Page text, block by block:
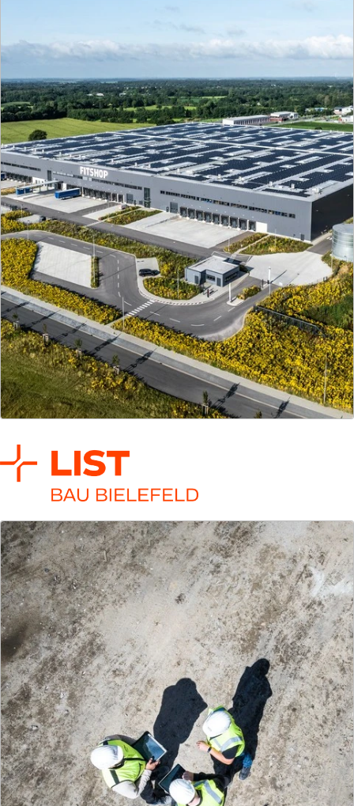
LIST Bau Holding
Von Strategie bis Skalierung: Wir entwickeln
fokussiert, kollaborativ und mit klarer Wirkung.
Mehr zur Gesellschaft
LIST Bau Nordhorn
Ihr One-Stop-Shop für erfolgreiche Bauprojekte –
terminsicher, budgettreu, reibungslos und stets
auf Augenhöhe.
Mehr zur Gesellschaft